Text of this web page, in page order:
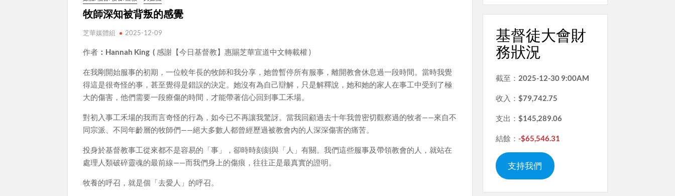
牧師深知被背叛的感覺
芝華媒體組 2025-12-09
作者 ：Hannah King ( 感謝【今日基督教】惠賜芝華宣道中文轉載權 )
在我剛開始服事的初期，一位較年長的牧師和我分享，她曾暫停所有服事，離開教會休息過一段時間。當時我覺
得這是很奇怪的事，甚至覺得是錯誤的決定。她沒有為自己辯解，只是解釋說，她和她的家人在事工中受到了極
大的傷害，他們需要一段療傷的時間，才能帶著信心回到事工禾場。
對初入事工禾場的我而言奇怪的行為，如今已不再讓我驚訝。當我回顧過去十年我曾密切觀察過的牧者——來自不
同宗派、不同年齡層的牧師們——絕大多數人都曾經歷過被教會內的人深深傷害的痛苦。
投身於基督教事工從來都不是容易的「事」，卻時時刻刻與「人」有關。我們這些服事及帶領教會的人，就站在
處理人類破碎靈魂的最前線——而我們身上的傷痕，往往正是最真實的證明。
牧養的呼召，就是個「去愛人」的呼召。
基督徒大會財
務狀況
截至： 2025-12-30 9:00AM
收入： $79,742.75
支出： $145,289.06
結餘： -$65,546.31
支持我們